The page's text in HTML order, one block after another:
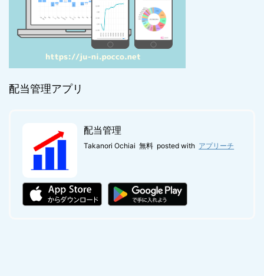
配当管理アプリ
配当管理
Takanori Ochiai 無料 posted with アプリーチ